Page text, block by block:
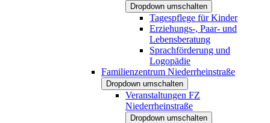
Dropdown umschalten
Tagespflege für Kinder
Erziehungs-, Paar- und
Lebensberatung
Sprachförderung und
Logopädie
Familienzentrum Niederrheinstraße
Dropdown umschalten
Veranstaltungen FZ
Niederrheinstraße
Dropdown umschalten